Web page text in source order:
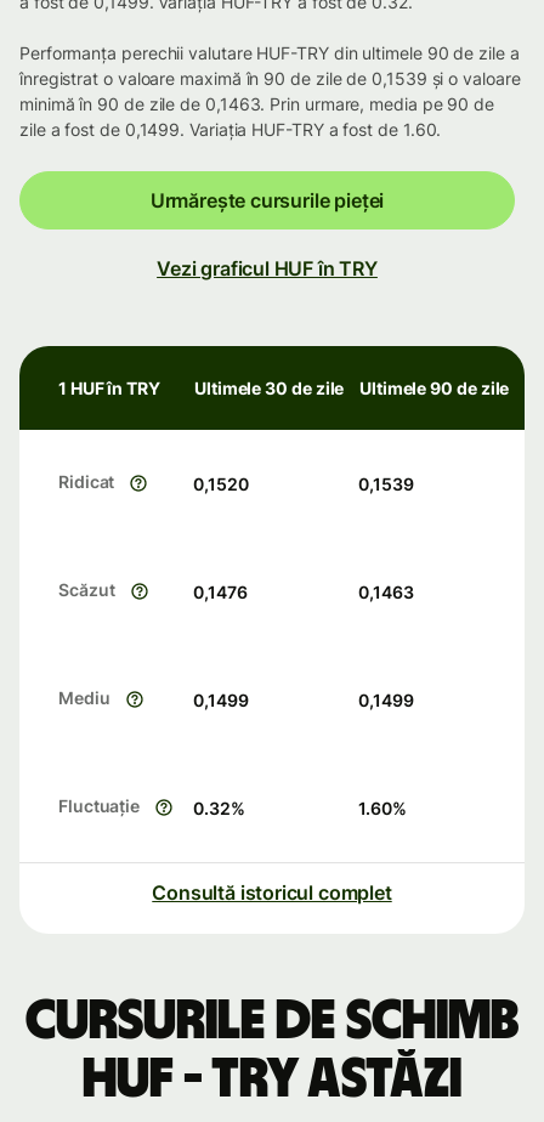
Performanța perechii valutare HUF-TRY din ultimele 90 de zile a
înregistrat o valoare maximă în 90 de zile de 0,1539 și o valoare
minimă în 90 de zile de 0,1463. Prin urmare, media pe 90 de
zile a fost de 0,1499. Variația HUF-TRY a fost de 1.60.
Urmărește cursurile pieței
Vezi graficul HUF în TRY
1 HUF în TRY Ultimele 30 de zile Ultimele 90 de zile
Ridicat 0,1520 0,1539
Scăzut 0,1476 0,1463
Mediu 0,1499 0,1499
Fluctuație 0.32% 1.60%
Consultă istoricul complet
Cursurile de schimb
HUF - TRY astăzi